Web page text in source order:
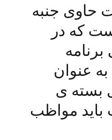
حاوی جنبه
که در
به عنوان
بسته ی
مواظب